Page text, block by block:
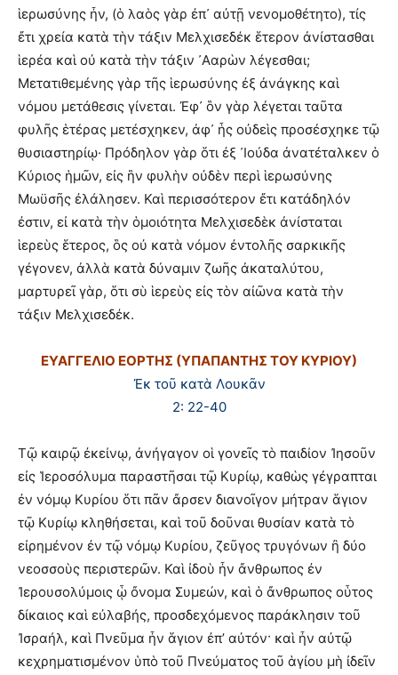
ἱερωσύνης ἦν, (ὁ λαὸς γὰρ ἐπ᾽ αὐτῇ νενομοθέτητο), τίς
ἔτι χρεία κατὰ τὴν τάξιν Μελχισεδέκ ἕτερον ἀνίστασθαι
ἱερέα καὶ οὐ κατὰ τὴν τάξιν ᾽Ααρὼν λέγεσθαι;
Μετατιθεμένης γὰρ τῆς ἱερωσύνης ἐξ ἀνάγκης καὶ
νόμου μετάθεσις γίνεται. Ἐφ᾽ ὃν γὰρ λέγεται ταῦτα
φυλῆς ἑτέρας μετέσχηκεν, ἀφ᾽ ἧς οὐδεὶς προσέσχηκε τῷ
θυσιαστηρίῳ· Πρόδηλον γὰρ ὅτι ἐξ ᾽Ιούδα ἀνατέταλκεν ὁ
Κύριος ἡμῶν, εἰς ἣν φυλὴν οὐδὲν περὶ ἱερωσύνης
Μωϋσῆς ἐλάλησεν. Καὶ περισσότερον ἔτι κατάδηλόν
ἐστιν, εἰ κατὰ τὴν ὁμοιότητα Μελχισεδὲκ ἀνίσταται
ἱερεὺς ἕτερος, ὃς οὐ κατὰ νόμον ἐντολῆς σαρκικῆς
γέγονεν, ἀλλὰ κατὰ δύναμιν ζωῆς ἀκαταλύτου,
μαρτυρεῖ γὰρ, ὅτι σὺ ἱερεὺς εἰς τὸν αἰῶνα κατὰ τὴν
τάξιν Μελχισεδέκ.
ΕΥΑΓΓΕΛΙΟ ΕΟΡΤΗΣ (ΥΠΑΠΑΝΤΗΣ ΤΟΥ ΚΥΡΙΟΥ)
Ἐκ τοῦ κατὰ Λουκᾶν
2: 22-40
Τῷ καιρῷ ἐκείνῳ, ἀνήγαγον οἱ γονεῖς τὸ παιδίον Ἰησοῦν
εἰς Ἱεροσόλυμα παραστῆσαι τῷ Κυρίῳ, καθὼς γέγραπται
ἐν νόμῳ Κυρίου ὅτι πᾶν ἄρσεν διανοῖγον μήτραν ἅγιον
τῷ Κυρίῳ κληθήσεται, καὶ τοῦ δοῦναι θυσίαν κατὰ τὸ
εἰρημένον ἐν τῷ νόμῳ Κυρίου, ζεῦγος τρυγόνων ἢ δύο
νεοσσοὺς περιστερῶν. Καὶ ἰδοὺ ἦν ἄνθρωπος ἐν
Ἰερουσολύμοις ᾧ ὄνομα Συμεών, καὶ ὁ ἄνθρωπος οὗτος
δίκαιος καὶ εὐλαβής, προσδεχόμενος παράκλησιν τοῦ
Ἰσραήλ, καὶ Πνεῦμα ἦν ἅγιον ἐπ’ αὐτόν· καὶ ἦν αὐτῷ
κεχρηματισμένον ὑπὸ τοῦ Πνεύματος τοῦ ἁγίου μὴ ἰδεῖν